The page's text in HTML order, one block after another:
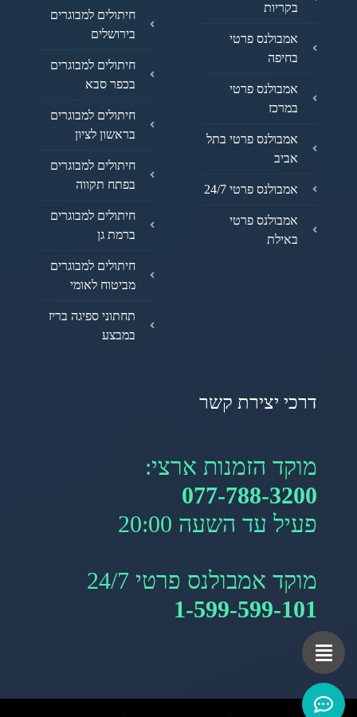
בקריות
אמבולנס פרטי
בחיפה
אמבולנס פרטי
במרכז
אמבולנס פרטי בתל
אביב
אמבולנס פרטי 24/7
אמבולנס פרטי
באילת
חיתולים למבוגרים
בירושלים
חיתולים למבוגרים
בכפר סבא
חיתולים למבוגרים
בראשון לציון
חיתולים למבוגרים
בפתח תקווה
חיתולים למבוגרים
ברמת גן
חיתולים למבוגרים
מביטוח לאומי
תחתוני ספיגה בריז
במבצע
דרכי יצירת קשר
מוקד הזמנות ארצי:
077-788-3200
פעיל עד השעה 20:00
מוקד אמבולנס פרטי 24/7
1-599-599-101